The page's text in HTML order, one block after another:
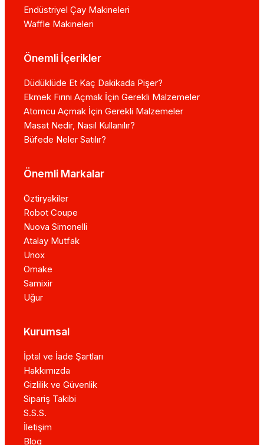
Endüstriyel Çay Makineleri
Waffle Makineleri
Önemli İçerikler
Düdüklüde Et Kaç Dakikada Pişer?
Ekmek Fırını Açmak İçin Gerekli Malzemeler
Atomcu Açmak İçin Gerekli Malzemeler
Masat Nedir, Nasıl Kullanılır?
Büfede Neler Satılır?
Önemli Markalar
Öztiryakiler
Robot Coupe
Nuova Simonelli
Atalay Mutfak
Unox
Omake
Samixir
Uğur
Kurumsal
İptal ve İade Şartları
Hakkımızda
Gizlilik ve Güvenlik
Sipariş Takibi
S.S.S.
İletişim
Blog